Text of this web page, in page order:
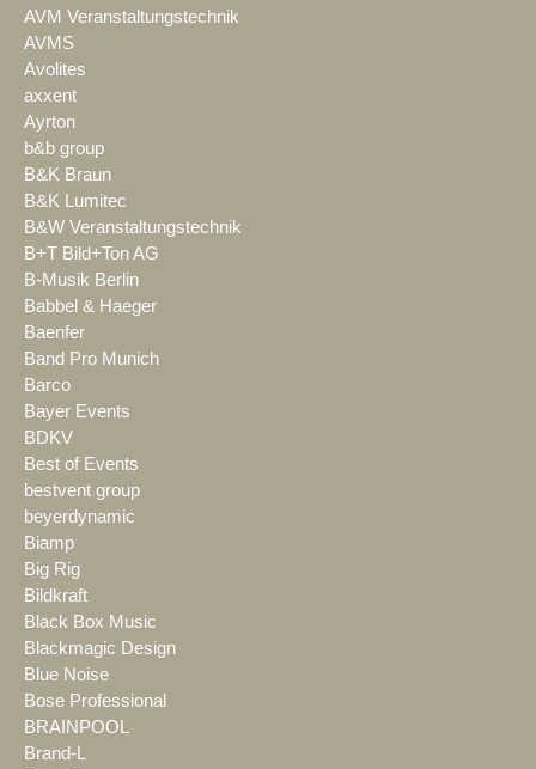
AVM Veranstaltungstechnik
AVMS
Avolites
axxent
Ayrton
b&b group
B&K Braun
B&K Lumitec
B&W Veranstaltungstechnik
B+T Bild+Ton AG
B-Musik Berlin
Babbel & Haeger
Baenfer
Band Pro Munich
Barco
Bayer Events
BDKV
Best of Events
bestvent group
beyerdynamic
Biamp
Big Rig
Bildkraft
Black Box Music
Blackmagic Design
Blue Noise
Bose Professional
BRAINPOOL
Brand-L